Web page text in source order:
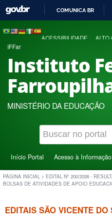
COMUNICA BR
ACESSIBILIDADE ALTO
IFFar
Instituto
MINISTÉRIO DA EDUCAÇÃO
Início Portal Acesso à Informação
PÁGINA INICIAL > EDITAL Nº 200/2026 -
BOLSAS DE ATIVIDADES DE APOIO
EDITAIS SÃO VICENTE DO